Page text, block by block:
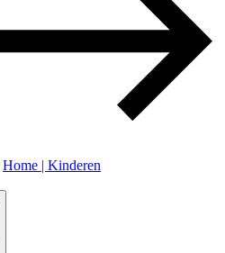
Home | Kinderen